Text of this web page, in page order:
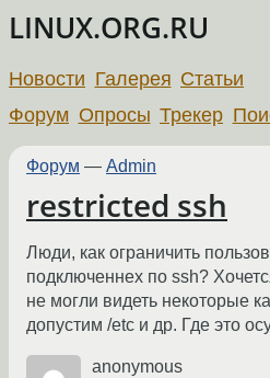
LINUX.ORG.RU
Новости Галерея Статьи
Форум Опросы Трекер
Форум — Admin
restricted ssh
Люди, как ограничить
подключеннех по ssh?
не могли видеть некоторые
допустим /etc и др. Где это
anonymous